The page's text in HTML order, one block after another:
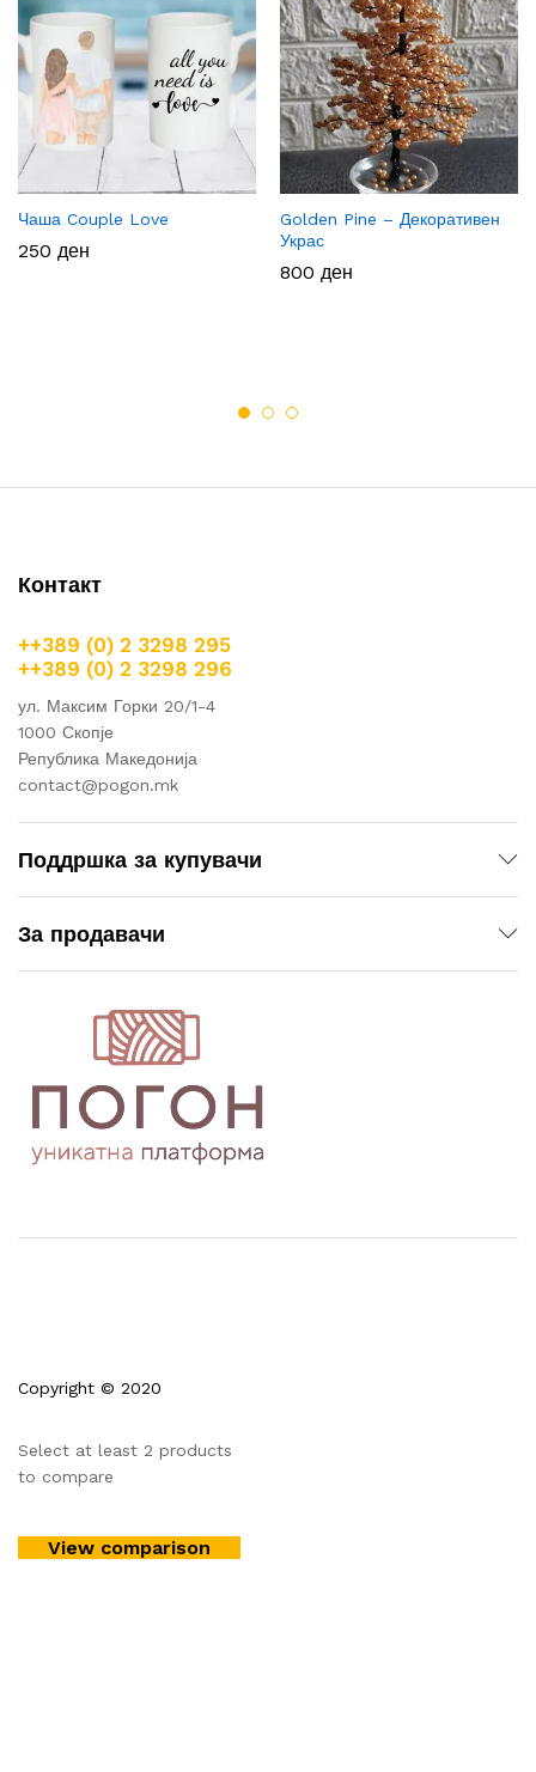
Чаша Couple Love
250 ден
Golden Pine – Декоративен
Украс
800 ден
Контакт
++389 (0) 2 3298 295
++389 (0) 2 3298 296
ул. Максим Горки 20/1-4
1000 Скопје
Република Македонија
contact@pogon.mk
Поддршка за купувачи
За продавачи
Copyright © 2020
Select at least 2 products
to compare
View comparison